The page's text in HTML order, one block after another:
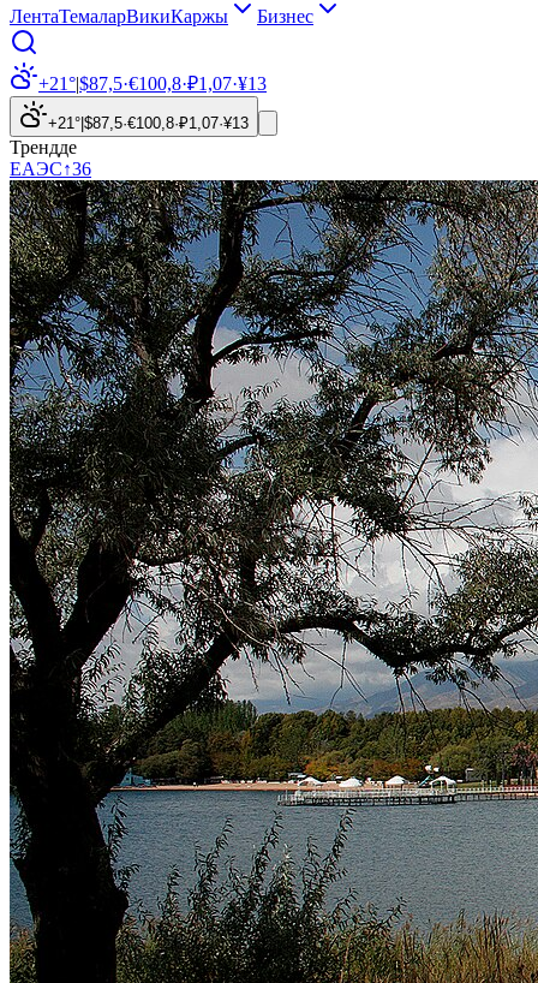
ЛентаТемаларВикиКаржы Бизнес
+21°|$87,5·€100,8·₽1,07·¥13
+21° $87,5·€100,8·₽1,07·¥13
Трендде
ЕАЭС↑36